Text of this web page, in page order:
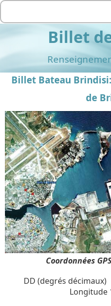
Billet
Billet Bateau
de
Coordonnées
DD (degrés
Longitude